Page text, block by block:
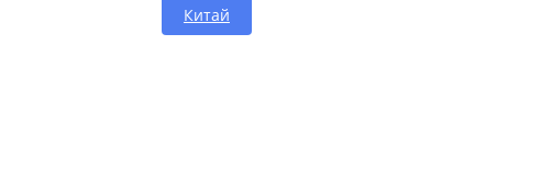
Китай